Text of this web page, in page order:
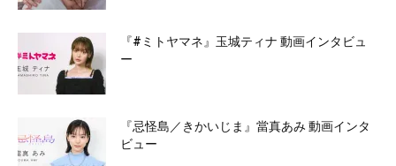
『#ミトヤマネ』玉城ティナ 動画インタビュ
ー
『忌怪島／きかいじま』當真あみ 動画インタ
ビュー